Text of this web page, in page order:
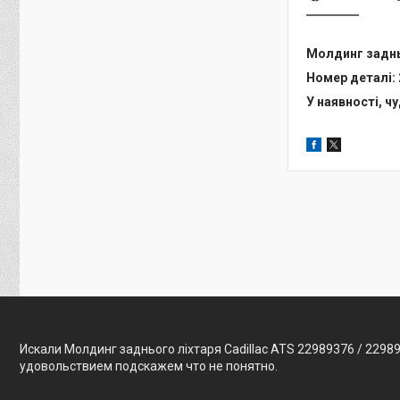
Молдинг
Номер деталі:
У наявності,
Искали Молдинг заднього ліхтаря Cadillac ATS 22989376 /
удовольствием подскажем что не понятно.